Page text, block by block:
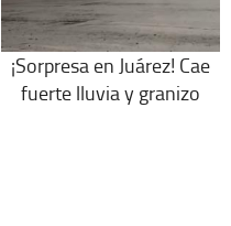
¡Sorpresa en Juárez! Cae
fuerte lluvia y granizo